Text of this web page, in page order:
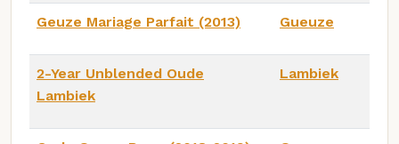
Geuze Mariage Parfait (2013) Gueuze
2-Year Unblended Oude
Lambiek
Lambiek